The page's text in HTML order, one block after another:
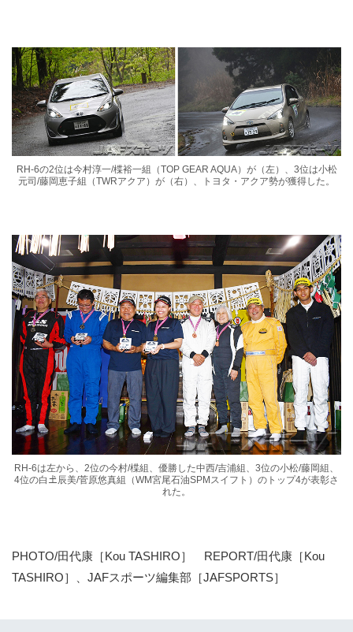
RH-6の2位は今村淳一/楪裕一組（TOP GEAR AQUA）が（左）、3位は小松
元司/藤岡恵子組（TWRアクア）が（右）、トヨタ・アクア勢が獲得した。
RH-6は左から、2位の今村/楪組、優勝した中西/吉浦組、3位の小松/藤岡組、
4位の白𡈽辰美/菅原悠真組（WM宮尾石油SPMスイフト）のトップ4が表彰さ
れた。
PHOTO/田代康［Kou TASHIRO］ REPORT/田代康［Kou
TASHIRO］、JAFスポーツ編集部［JAFSPORTS］